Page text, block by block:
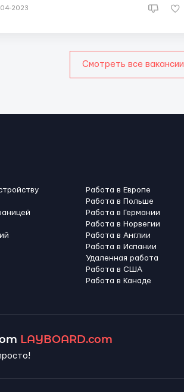
04-2023
Смотреть все вакансии
Работа в Европе
Работа в Польше
Работа в Германии
Работа в Норвегии
Работа в Англии
Работа в Испании
Удаленная работа
Работа в США
Работа в Канадe
LAYBOARD.com